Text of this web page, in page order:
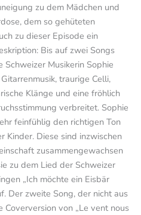
zu dem Mädchen und
dem so gehüteten
zu dieser Episode ein
Bis auf zwei Songs
Schweizer Musikerin Sophie
traurige Celli,
Klänge und eine fröhlich
verbreitet. Sophie
feinfühlig den richtigen Ton
Kinder. Diese sind inzwischen
zusammengewachsen
zu dem Lied der Schweizer
„Ich möchte ein Eisbär
Der zweite Song, der nicht aus
Coverversion von „Le vent nous